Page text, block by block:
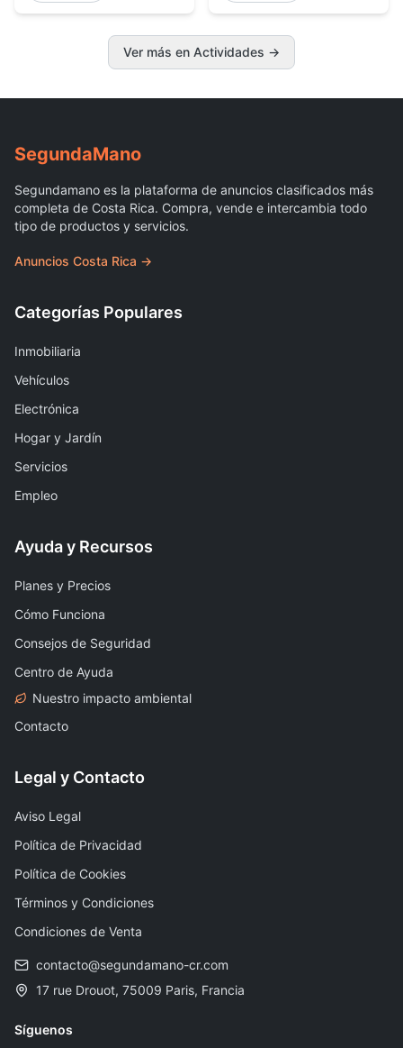
Ver más en Actividades →
SegundaMano
Segundamano es la plataforma de anuncios clasificados más
completa de Costa Rica. Compra, vende e intercambia todo
tipo de productos y servicios.
Anuncios Costa Rica →
Categorías Populares
Inmobiliaria
Vehículos
Electrónica
Hogar y Jardín
Servicios
Empleo
Ayuda y Recursos
Planes y Precios
Cómo Funciona
Consejos de Seguridad
Centro de Ayuda
Nuestro impacto ambiental
Contacto
Legal y Contacto
Aviso Legal
Política de Privacidad
Política de Cookies
Términos y Condiciones
Condiciones de Venta
contacto@segundamano-cr.com
17 rue Drouot, 75009 Paris, Francia
Síguenos